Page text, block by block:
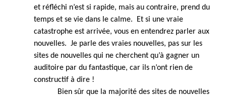
et réfléchi n’est si rapide, mais au contraire, prend du
temps et se vie dans le calme. Et si une vraie
catastrophe est arrivée, vous en entendrez parler aux
nouvelles. Je parle des vraies nouvelles, pas sur les
sites de nouvelles qui ne cherchent qu’à gagner un
auditoire par du fantastique, car ils n’ont rien de
constructif à dire !
Bien sûr que la majorité des sites de nouvelles